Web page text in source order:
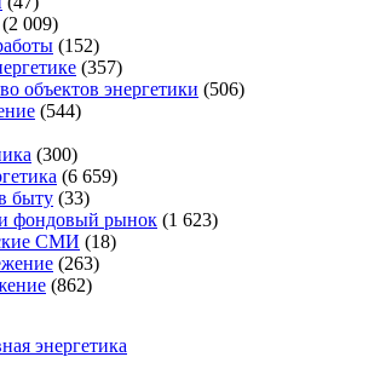
(2 009)
(152)
(357)
объектов энергетики (506)
(544)
(300)
(6 659)
быту (33)
фондовый рынок (1 623)
СМИ (18)
(263)
(862)
энергетика